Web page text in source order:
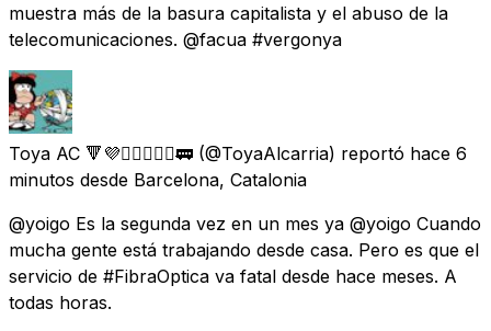
muestra más de la basura capitalista y el abuso de la
telecomunicaciones. @facua #vergonya
Toya AC 🔻💜🚴🏻‍♀️🚶‍♀️🚃 (@ToyaAlcarria) reportó hace 6
minutos desde Barcelona, Catalonia
@yoigo Es la segunda vez en un mes ya @yoigo Cuando
mucha gente está trabajando desde casa. Pero es que el
servicio de #FibraOptica va fatal desde hace meses. A
todas horas.